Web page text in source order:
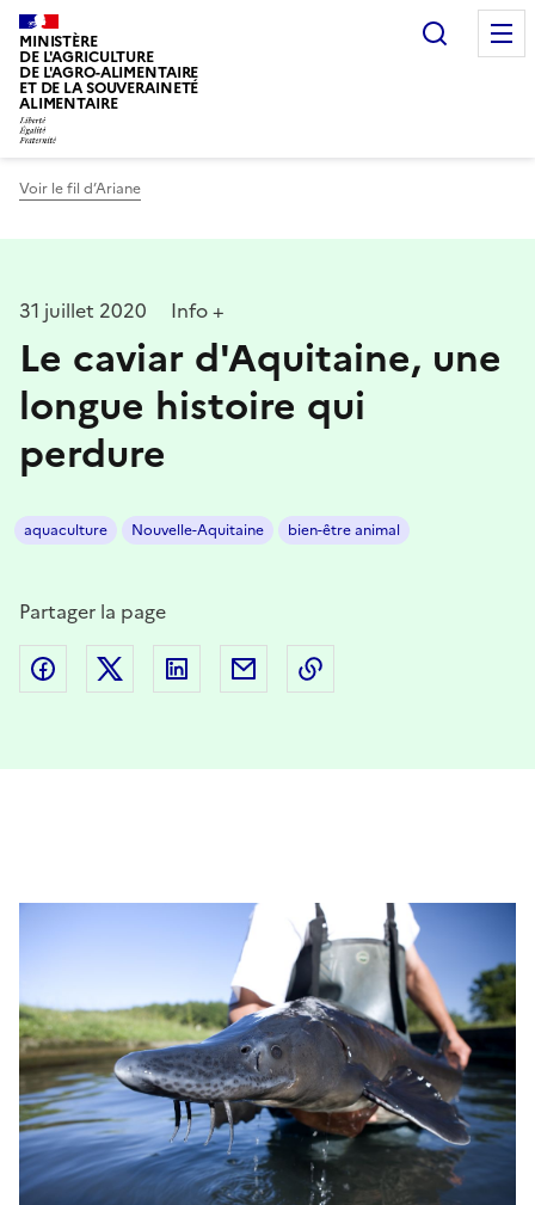
MINISTÈRE
DE L'AGRICULTURE
DE L'AGRO-ALIMENTAIRE
ET DE LA SOUVERAINETÉ
ALIMENTAIRE
Voir le fil d’Ariane
31 juillet 2020 Info +
Le caviar d'Aquitaine, une
longue histoire qui
perdure
aquaculture Nouvelle-Aquitaine bien-être animal
Partager la page
Partager sur Facebook
Partager sur Twitter
Partager sur LinkedIn
Partager par email